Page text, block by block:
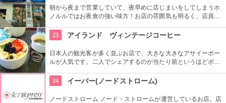
ョッピングを楽しむことができます。
朝から夜まで営業していて、夜早めに店じまいをしてしまうホ
ノルルではお夜食の強い味方！お店の雰囲気も明るく、店員さ
ースも何種類からか選ぶこともできて、好みの味を探しに何度
か訪れてみるのもいいかもしれませんね。
23 アイランド ヴィンテージコーヒー
日本人の観光客が多く並ぶお店で、大きな大きなアサイーボー
ルが人気です。二人でシェアするのが当たり前というほどボリ
てでも食べる価値はあります。
24 イーバー(ノードストローム)
ノードストローム ノード・ストロームが運営しているお店。店